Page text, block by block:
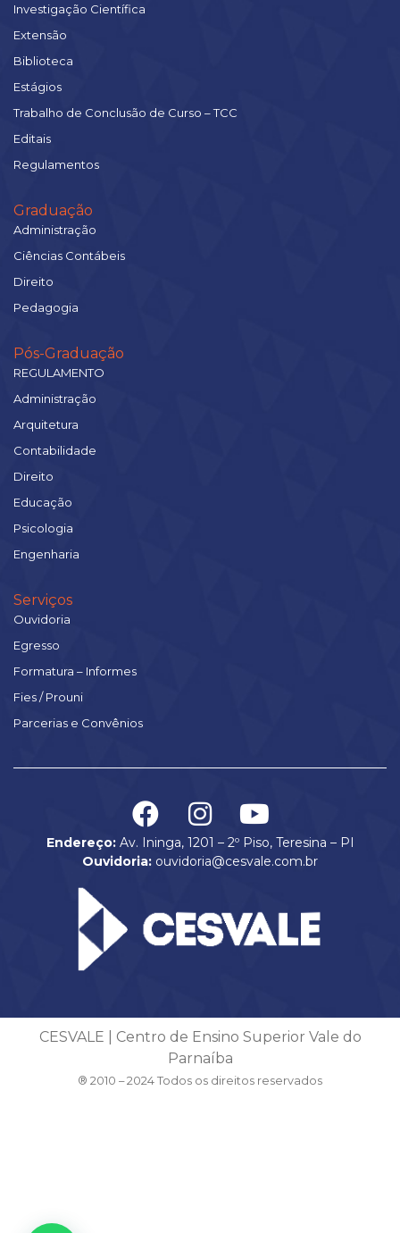
Investigação Científica
Extensão
Biblioteca
Estágios
Trabalho de Conclusão de Curso – TCC
Editais
Regulamentos
Graduação
Administração
Ciências Contábeis
Direito
Pedagogia
Pós-Graduação
REGULAMENTO
Administração
Arquitetura
Contabilidade
Direito
Educação
Psicologia
Engenharia
Serviços
Ouvidoria
Egresso
Formatura – Informes
Fies / Prouni
Parcerias e Convênios
Endereço:Av. Ininga, 1201 – 2º Piso, Teresina – PI
Ouvidoria: ouvidoria@cesvale.com.br
CESVALE | Centro de Ensino Superior Vale do
Parnaíba
® 2010 – 2024 Todos os direitos reservados